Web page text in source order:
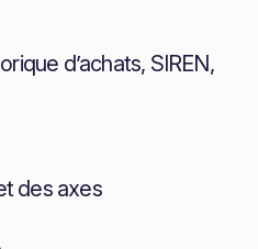
d’achats, SIREN,
des axes